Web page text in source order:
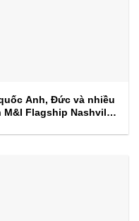
Anh, Đức và nhiều
Flagship Nashville